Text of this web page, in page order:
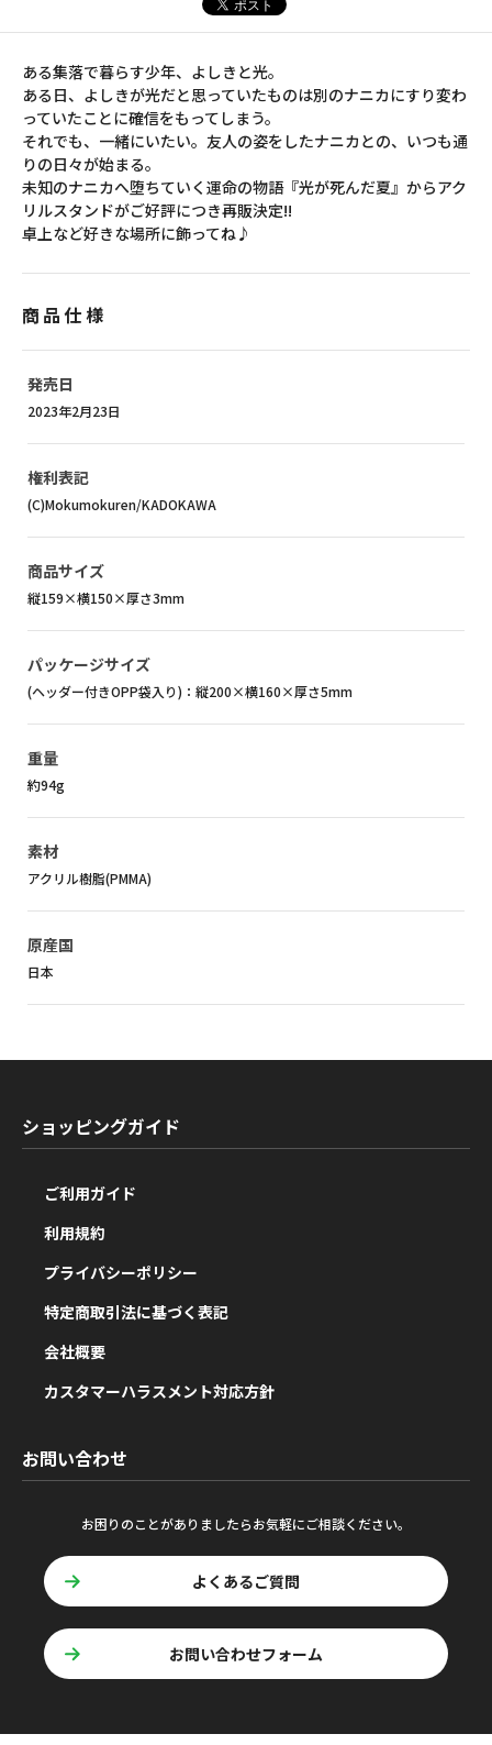
ある集落で暮らす少年、よしきと光。
ある日、よしきが光だと思っていたものは別のナニカにすり変わ
っていたことに確信をもってしまう。
それでも、一緒にいたい。友人の姿をしたナニカとの、いつも通
りの日々が始まる。
未知のナニカへ堕ちていく運命の物語『光が死んだ夏』からアク
リルスタンドがご好評につき再販決定!!
卓上など好きな場所に飾ってね♪
商品仕様
発売日
2023年2月23日
権利表記
(C)Mokumokuren/KADOKAWA
商品サイズ
縦159×横150×厚さ3mm
パッケージサイズ
(ヘッダー付きOPP袋入り)：縦200×横160×厚さ5mm
重量
約94g
素材
アクリル樹脂(PMMA)
原産国
日本
ショッピングガイド
ご利用ガイド
利用規約
プライバシーポリシー
特定商取引法に基づく表記
会社概要
カスタマーハラスメント対応方針
お問い合わせ
お困りのことがありましたらお気軽にご相談ください。
よくあるご質問
お問い合わせフォーム